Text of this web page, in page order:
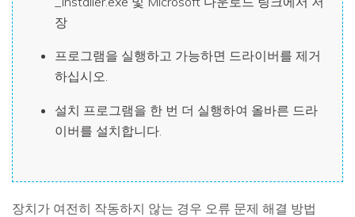
장
프로그램을 실행하고 가능하면 드라이버를 제거
하십시오.
설치 프로그램을 한 번 더 실행하여 올바른 드라
이버를 설치합니다.
장치가 여전히 작동하지 않는 경우 오류 문제 해결 방법